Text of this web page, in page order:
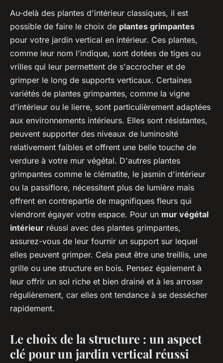
Au-delà des plantes d'intérieur classiques, il est
possible de faire le choix de plantes grimpantes
pour votre jardin vertical en intérieur. Ces plantes,
comme leur nom l'indique, sont dotées de tiges ou
vrilles qui leur permettent de s'accrocher et de
grimper le long de supports verticaux. Certaines
variétés de plantes grimpantes, comme la vigne
d'intérieur ou le lierre, sont particulièrement adaptées
aux environnements intérieurs. Elles sont résistantes,
peuvent supporter des niveaux de luminosité
relativement faibles et offrent une belle touche de
verdure à votre mur végétal. D'autres plantes
grimpantes comme le clématite, le jasmin d'intérieur
ou la passiflore, nécessitent plus de lumière mais
offrent en contrepartie de magnifiques fleurs qui
viendront égayer votre espace. Pour un mur végétal
intérieur réussi avec des plantes grimpantes,
assurez-vous de leur fournir un support sur lequel
elles peuvent grimper. Cela peut être une treillis, une
grille ou une structure en bois. Pensez également à
leur offrir un sol riche et bien drainé et à les arroser
régulièrement, car elles ont tendance à se dessécher
rapidement.
Le choix de la structure : un aspect
clé pour un jardin vertical réussi